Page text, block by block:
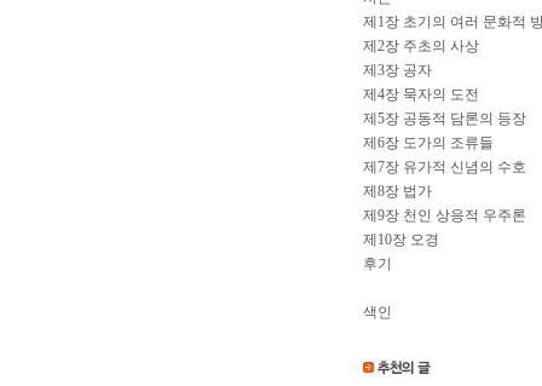
제1장 초기의 여러 문화적
제2장 주초의 사상
제3장 공자
제4장 묵자의 도전
제5장 공동적 담론의 등장
제6장 도가의 조류들
제7장 유가적 신념의 수호
제8장 법가
제9장 천인 상응적 우주론
제10장 오경
후기
색인